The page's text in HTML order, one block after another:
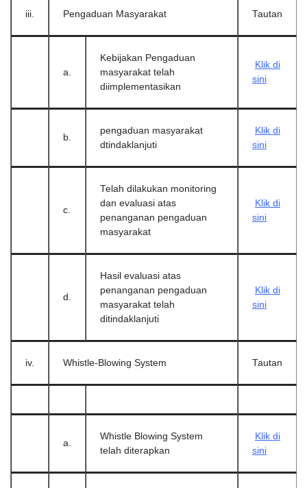
iii. Pengaduan Masyarakat Tautan
a.
Kebijakan Pengaduan
masyarakat telah
diimplementasikan
Klik di
sini
b.
pengaduan masyarakat
dtindaklanjuti
Klik di
sini
c.
Telah dilakukan monitoring
dan evaluasi atas
penanganan pengaduan
masyarakat
Klik di
sini
d.
Hasil evaluasi atas
penanganan pengaduan
masyarakat telah
ditindaklanjuti
Klik di
sini
iv. Whistle-Blowing System Tautan
a.
Whistle Blowing System
telah diterapkan
Klik di
sini